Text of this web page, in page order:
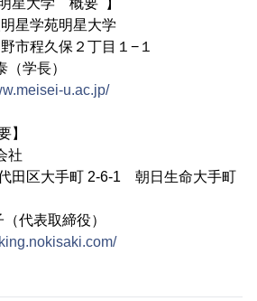
星学苑明星大学
市程久保２丁目１−１
学長）
u.ac.jp/
】
社
田区大手町 2-6-1 朝日生命大手町
代表取締役）